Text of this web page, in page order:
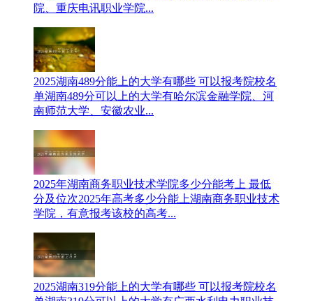
院、重庆电讯职业学院...
2025湖南489分能上的大学有哪些 可以报考院校名
单湖南489分可以上的大学有哈尔滨金融学院、河
南师范大学、安徽农业...
2025年湖南商务职业技术学院多少分能考上 最低
分及位次2025年高考多少分能上湖南商务职业技术
学院，有意报考该校的高考...
2025湖南319分能上的大学有哪些 可以报考院校名